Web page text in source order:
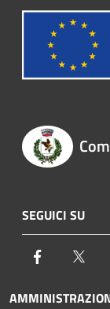
SEGUICI SU
Facebook